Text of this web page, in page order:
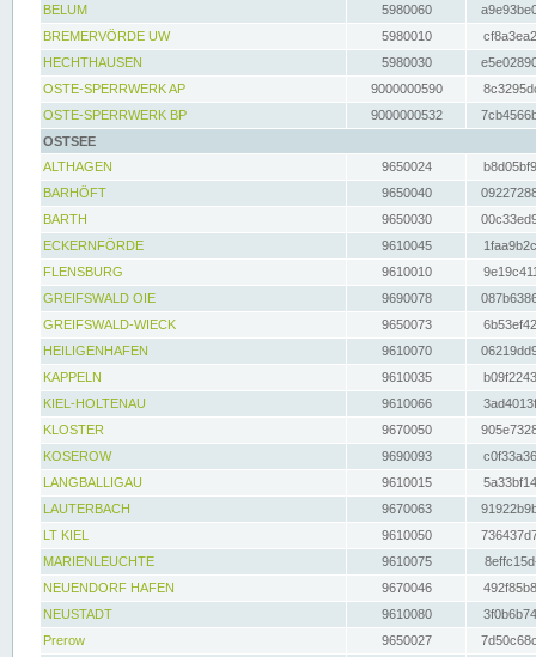
BELUM
5980060
BREMERVÖRDE UW
5980010
HECHTHAUSEN
5980030
OSTE-SPERRWERK AP
9000000590
OSTE-SPERRWERK BP
9000000532
OSTSEE
ALTHAGEN
9650024
BARHÖFT
9650040
BARTH
9650030
ECKERNFÖRDE
9610045
FLENSBURG
9610010
GREIFSWALD OIE
9690078
GREIFSWALD-WIECK
9650073
HEILIGENHAFEN
9610070
KAPPELN
9610035
KIEL-HOLTENAU
9610066
KLOSTER
9670050
KOSEROW
9690093
LANGBALLIGAU
9610015
LAUTERBACH
9670063
LT KIEL
9610050
MARIENLEUCHTE
9610075
NEUENDORF HAFEN
9670046
NEUSTADT
9610080
Prerow
9650027